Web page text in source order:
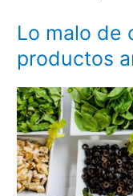
Lo malo de
productos